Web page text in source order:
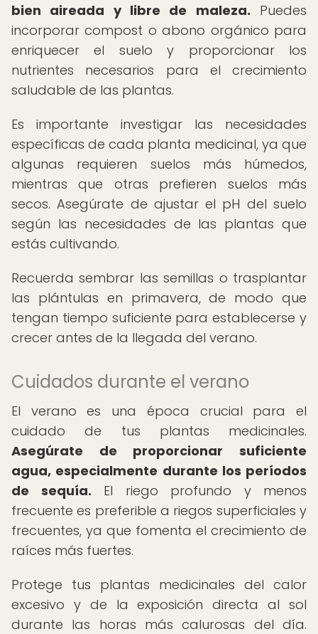
bien aireada y libre de maleza. Puedes
incorporar compost o abono orgánico para
enriquecer el suelo y proporcionar los
nutrientes necesarios para el crecimiento
saludable de las plantas.
Es importante investigar las necesidades
específicas de cada planta medicinal, ya que
algunas requieren suelos más húmedos,
mientras que otras prefieren suelos más
secos. Asegúrate de ajustar el pH del suelo
según las necesidades de las plantas que
estás cultivando.
Recuerda sembrar las semillas o trasplantar
las plántulas en primavera, de modo que
tengan tiempo suficiente para establecerse y
crecer antes de la llegada del verano.
Cuidados durante el verano
El verano es una época crucial para el
cuidado de tus plantas medicinales.
Asegúrate de proporcionar suficiente
agua, especialmente durante los períodos
de sequía. El riego profundo y menos
frecuente es preferible a riegos superficiales y
frecuentes, ya que fomenta el crecimiento de
raíces más fuertes.
Protege tus plantas medicinales del calor
excesivo y de la exposición directa al sol
durante las horas más calurosas del día.